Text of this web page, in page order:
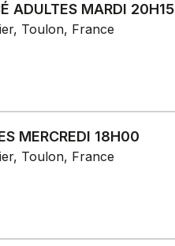
ADULTES MARDI 20H15
Toulon, France
MERCREDI 18H00
Toulon, France